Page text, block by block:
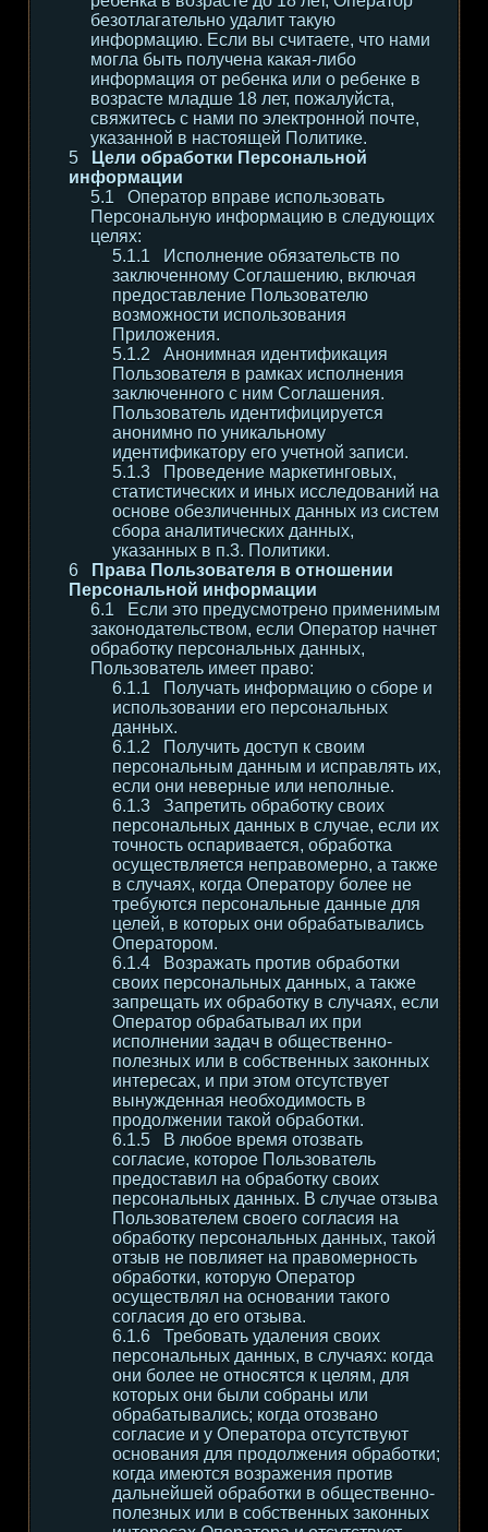
безотлагательно удалит такую
информацию. Если вы считаете, что нами
могла быть получена какая-либо
информация от ребенка или о ребенке в
возрасте младше 18 лет, пожалуйста,
свяжитесь с нами по электронной почте,
указанной в настоящей Политике.
Цели обработки Персональной
информации
Оператор вправе использовать
Персональную информацию в следующих
целях:
Исполнение обязательств по
заключенному Соглашению, включая
предоставление Пользователю
возможности использования
Приложения.
Анонимная идентификация
Пользователя в рамках исполнения
заключенного с ним Соглашения.
Пользователь идентифицируется
анонимно по уникальному
идентификатору его учетной записи.
Проведение маркетинговых,
статистических и иных исследований на
основе обезличенных данных из систем
сбора аналитических данных,
указанных в п.3. Политики.
Права Пользователя в отношении
Персональной информации
Если это предусмотрено применимым
законодательством, если Оператор начнет
обработку персональных данных,
Пользователь имеет право:
Получать информацию о сборе и
использовании его персональных
данных.
Получить доступ к своим
персональным данным и исправлять их,
если они неверные или неполные.
Запретить обработку своих
персональных данных в случае, если их
точность оспаривается, обработка
осуществляется неправомерно, а также
в случаях, когда Оператору более не
требуются персональные данные для
целей, в которых они обрабатывались
Оператором.
Возражать против обработки
своих персональных данных, а также
запрещать их обработку в случаях, если
Оператор обрабатывал их при
исполнении задач в общественно-
полезных или в собственных законных
интересах, и при этом отсутствует
вынужденная необходимость в
продолжении такой обработки.
В любое время отозвать
согласие, которое Пользователь
предоставил на обработку своих
персональных данных. В случае отзыва
Пользователем своего согласия на
обработку персональных данных, такой
отзыв не повлияет на правомерность
обработки, которую Оператор
осуществлял на основании такого
согласия до его отзыва.
Требовать удаления своих
персональных данных, в случаях: когда
они более не относятся к целям, для
которых они были собраны или
обрабатывались; когда отозвано
согласие и у Оператора отсутствуют
основания для продолжения обработки;
когда имеются возражения против
дальнейшей обработки в общественно-
полезных или в собственных законных